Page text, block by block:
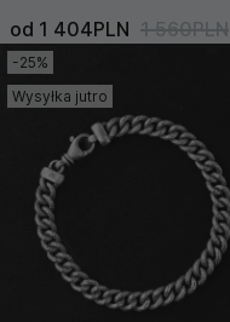
od 1 404PLN 1 560PLN
-25%
Wysyłka jutro